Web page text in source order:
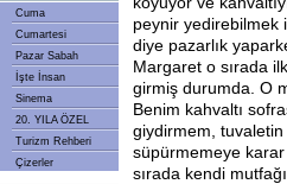
Cuma
Cumartesi
Pazar Sabah
İşte İnsan
Sinema
20. YILA ÖZEL
Turizm Rehberi
Çizerler
peynir yedirebilmek
diye pazarlık
Margaret o sırada
girmiş durumda. O
Benim kahvaltı
giydirmem, tuvaletin
süpürmemeye
sırada kendi